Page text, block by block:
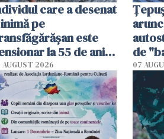
care a desenat
pe
este
la 55 de ani.
l-a identificat
AUGUST 2026
de
07